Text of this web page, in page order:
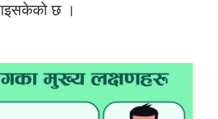
छ ।